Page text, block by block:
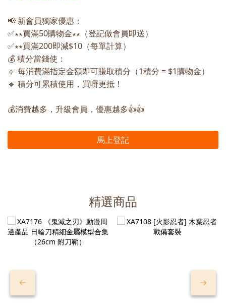
📢 新會員獨家優惠：
✅∗∗買滿50購物金∗∗（登記做會員即送）
✅∗∗買滿200即減$10（每單計算）
💰 積分當錢使：
🔹 每消費滿指定金額即可賺取積分（1積分 = $1購物金）
🔹 積分可累積使用，買嘢更抵！
💰消費越多，升級會員，優惠越多👍👍
馬上登記
精選商品